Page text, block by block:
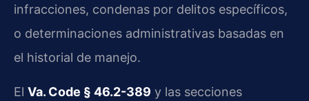
infracciones, condenas por delitos específicos,
o determinaciones administrativas basadas en
el historial de manejo.
El Va. Code § 46.2-389 y las secciones